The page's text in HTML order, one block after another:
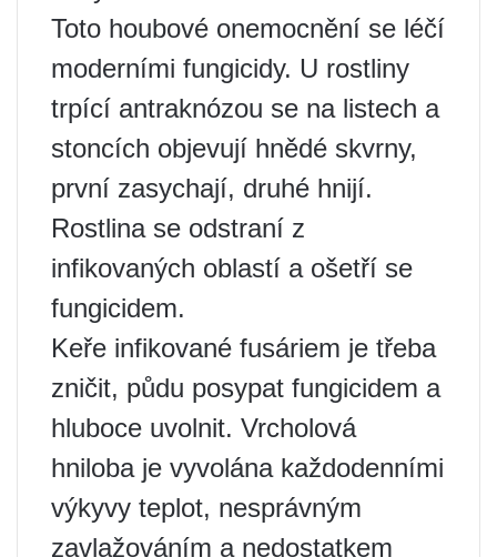
Toto houbové onemocnění se léčí
moderními fungicidy. U rostliny
trpící antraknózou se na listech a
stoncích objevují hnědé skvrny,
první zasychají, druhé hnijí.
Rostlina se odstraní z
infikovaných oblastí a ošetří se
fungicidem.
Keře infikované fusáriem je třeba
zničit, půdu posypat fungicidem a
hluboce uvolnit. Vrcholová
hniloba je vyvolána každodenními
výkyvy teplot, nesprávným
zavlažováním a nedostatkem